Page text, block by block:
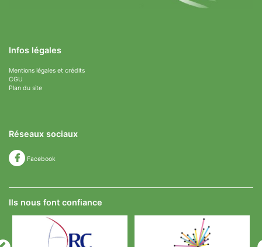
Infos légales
Mentions légales et crédits
CGU
Plan du site
Réseaux sociaux
Facebook
Ils nous font confiance